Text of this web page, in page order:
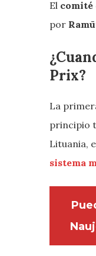
El comité
por
Prix?
La
principio
Lituania,
sistema